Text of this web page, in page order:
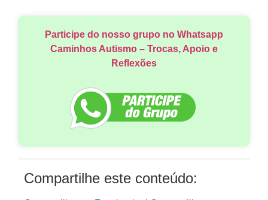
Participe do nosso grupo no Whatsapp
Caminhos Autismo – Trocas, Apoio e
Reflexões
Compartilhe este conteúdo: